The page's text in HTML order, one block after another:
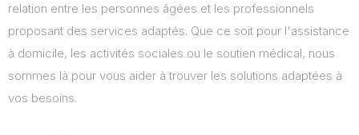
relation entre les personnes âgées et les professionnels
proposant des services adaptés. Que ce soit pour l'assistance
à domicile, les activités sociales ou le soutien médical, nous
sommes là pour vous aider à trouver les solutions adaptées à
vos besoins.